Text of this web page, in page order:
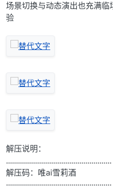
场景切换与动态演出也充满
验
解压说明：
.....................................................
解压码：唯ai雪莉酒
·····················································